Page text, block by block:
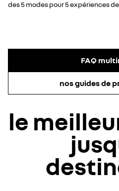
des 5 modes pour 5 expériences
FAQ
nos guides de
le